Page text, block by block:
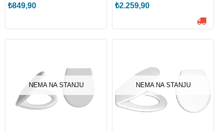
₺849,90 ₺2.259,90
NEMA NA STANJU NEMA NA STANJU